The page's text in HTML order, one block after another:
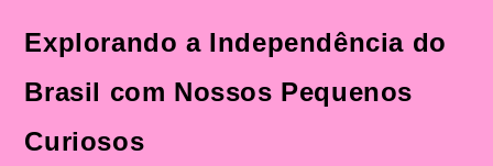
Explorando a Independência do
Brasil com Nossos Pequenos
Curiosos